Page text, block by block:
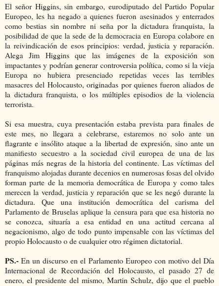
El señor Higgins, sin embargo, eurodiputado del Partido Popular
Europeo, les ha negado a quienes fueron asesinados y enterrados
como bestias sin nombre ni seña por la dictadura franquista, la
posibilidad de que la sede de la democracia en Europa colabore en
la reivindicación de esos principios: verdad, justicia y reparación.
Alega Jim Higgins que las imágenes de la exposición son
impactantes y podrían generar controversia política, como si la vieja
Europa no hubiera presenciado repetidas veces las terribles
masacres del Holocausto, originadas por quienes fueron aliados de
la dictadura franquista, o los múltiples episodios de la violencia
terrorista.
Si esa muestra, cuya presentación estaba prevista para finales de
este mes, no llegara a celebrarse, estaremos no solo ante un
flagrante e insólito ataque a la libertad de expresión, sino ante un
manifiesto secuestro a la sociedad civil europea de una de las
páginas más negras de la historia del continente. Las víctimas del
franquismo alojadas durante decenios en numerosas fosas del olvido
forman parte de la memoria democrática de Europa y como tales
merecen la verdad, justicia y reparación que se les negó durante la
dictadura. Que una institución democrática del carisma del
Parlamento de Bruselas aplique la censura para que esa historia no
se conozca, situaría a esa entidad en una actitud cercana al
negacionismo, algo de todo punto impensable con las víctimas del
propio Holocausto o de cualquier otro régimen dictatorial.
PS.- En un discurso en el Parlamento Europeo con motivo del Día
Internacional de Recordación del Holocausto, el pasado 27 de
enero, el presidente del mismo, Martin Schulz, dijo que el pueblo